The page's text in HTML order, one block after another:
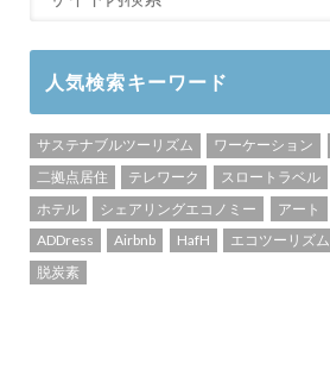
人気検索キーワード
サステナブルツーリズム ワーケーション
二拠点居住
テレワーク スロートラベル
ホテル
シェアリングエコノミー アート
ADDress
Airbnb HafH エコツーリズム
脱炭素